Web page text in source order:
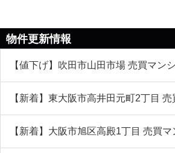
物件更新情報
【値下げ】吹田市山田市場 売買マン
【新着】東大阪市高井田元町2丁目 売
【新着】大阪市旭区高殿1丁目 売買マ